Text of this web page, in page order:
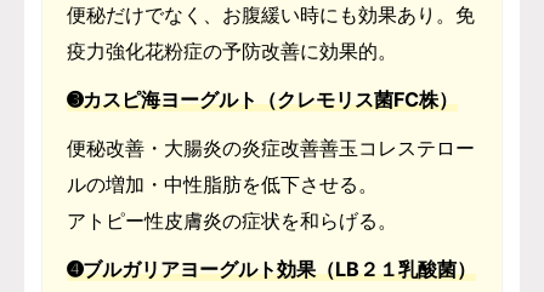
便秘だけでなく、お腹緩い時にも効果あり。免
疫力強化花粉症の予防改善に効果的。
➌カスピ海ヨーグルト（クレモリス菌FⅭ株）
便秘改善・大腸炎の炎症改善善玉コレステロー
ルの増加・中性脂肪を低下させる。
アトピー性皮膚炎の症状を和らげる。
➍ブルガリアヨーグルト効果（LB２１乳酸菌）